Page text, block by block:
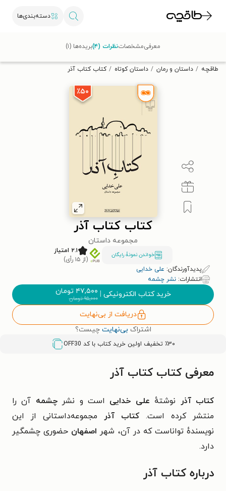
دسته‌بندی‌ها
تخفیف از طاقچه دریافت کن.
طاقچه داستان و رمان داستان کوتاه کتاب کتاب آذر
٪۵۰
کتاب کتاب آذر
مجموعه داستان
خواندن نمونۀ رایگان
۲.۱ امتیاز
(از ۱۵ رأی)
پدیدآورندگان: علی خدایی
انتشارات: نشر چشمه
خرید کتاب الکترونیکی | ۴۷,۵۰۰ تومان
۹۵,۰۰۰تومان
دریافت از بی‌نهایت
اشتراک بی‌نهایت چیست؟
٪۳۰ تخفیف اولین خرید کتاب با کد OFF30
معرفیمشخصاتنظرات (۴) بریده‌ها (۱)
معرفی کتاب کتاب آذر
کتاب آذر نوشتهٔ علی خدایی است و نشرچشمه آن را
منتشر کرده است. کتاب آذر مجموعه‌داستانی از این
نویسندهٔ تواناست که در آن، شهر اصفهان حضوری چشمگیر
دارد.
درباره کتاب آذر